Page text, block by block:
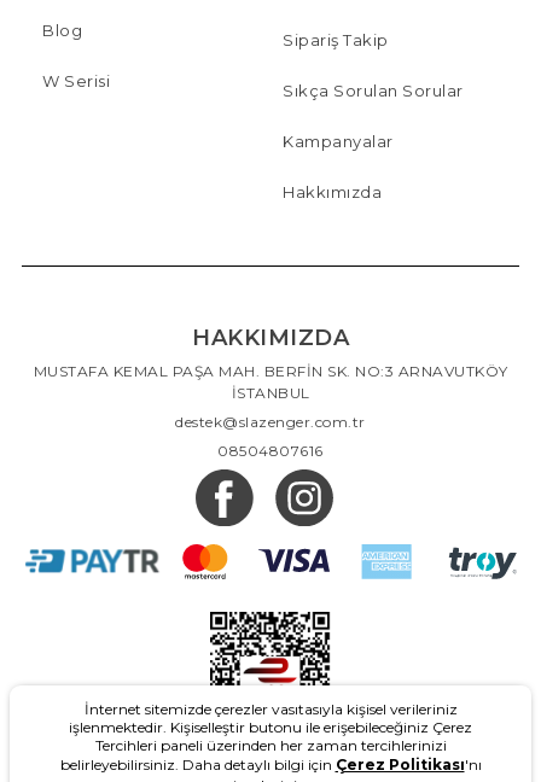
Blog
W Serisi
Sipariş Takip
Sıkça Sorulan Sorular
Kampanyalar
Hakkımızda
HAKKIMIZDA
MUSTAFA KEMAL PAŞA MAH. BERFİN SK. NO:3 ARNAVUTKÖY
İSTANBUL
destek@slazenger.com.tr
08504807616
İnternet sitemizde çerezler vasıtasıyla kişisel verileriniz
işlenmektedir. Kişiselleştir butonu ile erişebileceğiniz Çerez
Tercihleri paneli üzerinden her zaman tercihlerinizi
belirleyebilirsiniz. Daha detaylı bilgi için Çerez Politikası'nı